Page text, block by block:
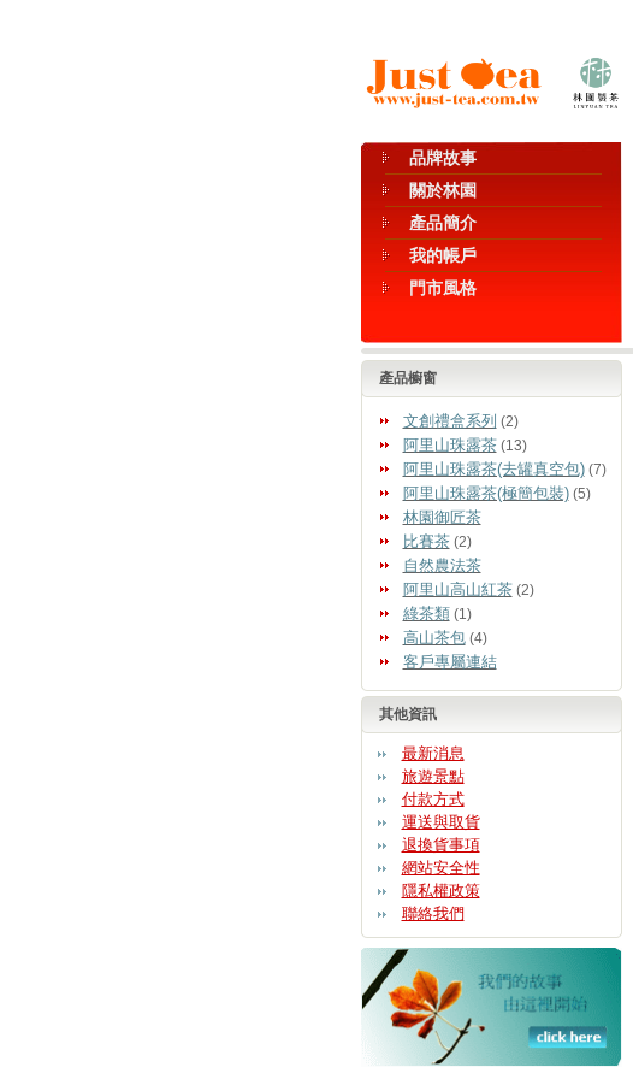
品牌故事
關於林園
產品簡介
我的帳戶
門市風格
產品櫥窗
文創禮盒系列 (2)
阿里山珠露茶(13)
阿里山珠露茶(去罐真空包)(7)
阿里山珠露茶(極簡包裝)(5)
林園御匠茶
比賽茶(2)
自然農法茶
阿里山高山紅茶(2)
綠茶類 (1)
高山茶包(4)
客戶專屬連結
其他資訊
最新消息
旅遊景點
付款方式
運送與取貨
退換貨事項
網站安全性
隱私權政策
聯絡我們